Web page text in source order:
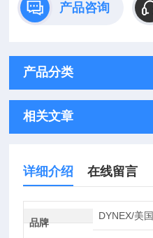
产品咨询
产品分类
相关文章
详细介绍 在线留言
品牌
DYNEX/美国